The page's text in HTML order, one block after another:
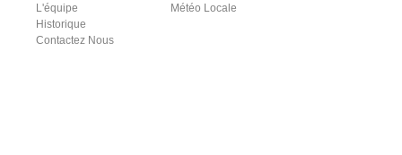
L'équipe
Historique
Contactez Nous
Météo Locale